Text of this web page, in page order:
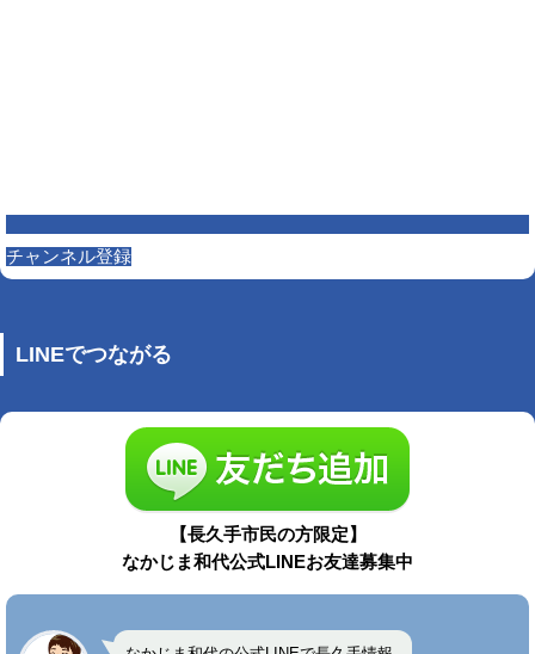
チャンネル登録
LINEでつながる
【長久手市民の方限定】
なかじま和代公式LINEお友達募集中